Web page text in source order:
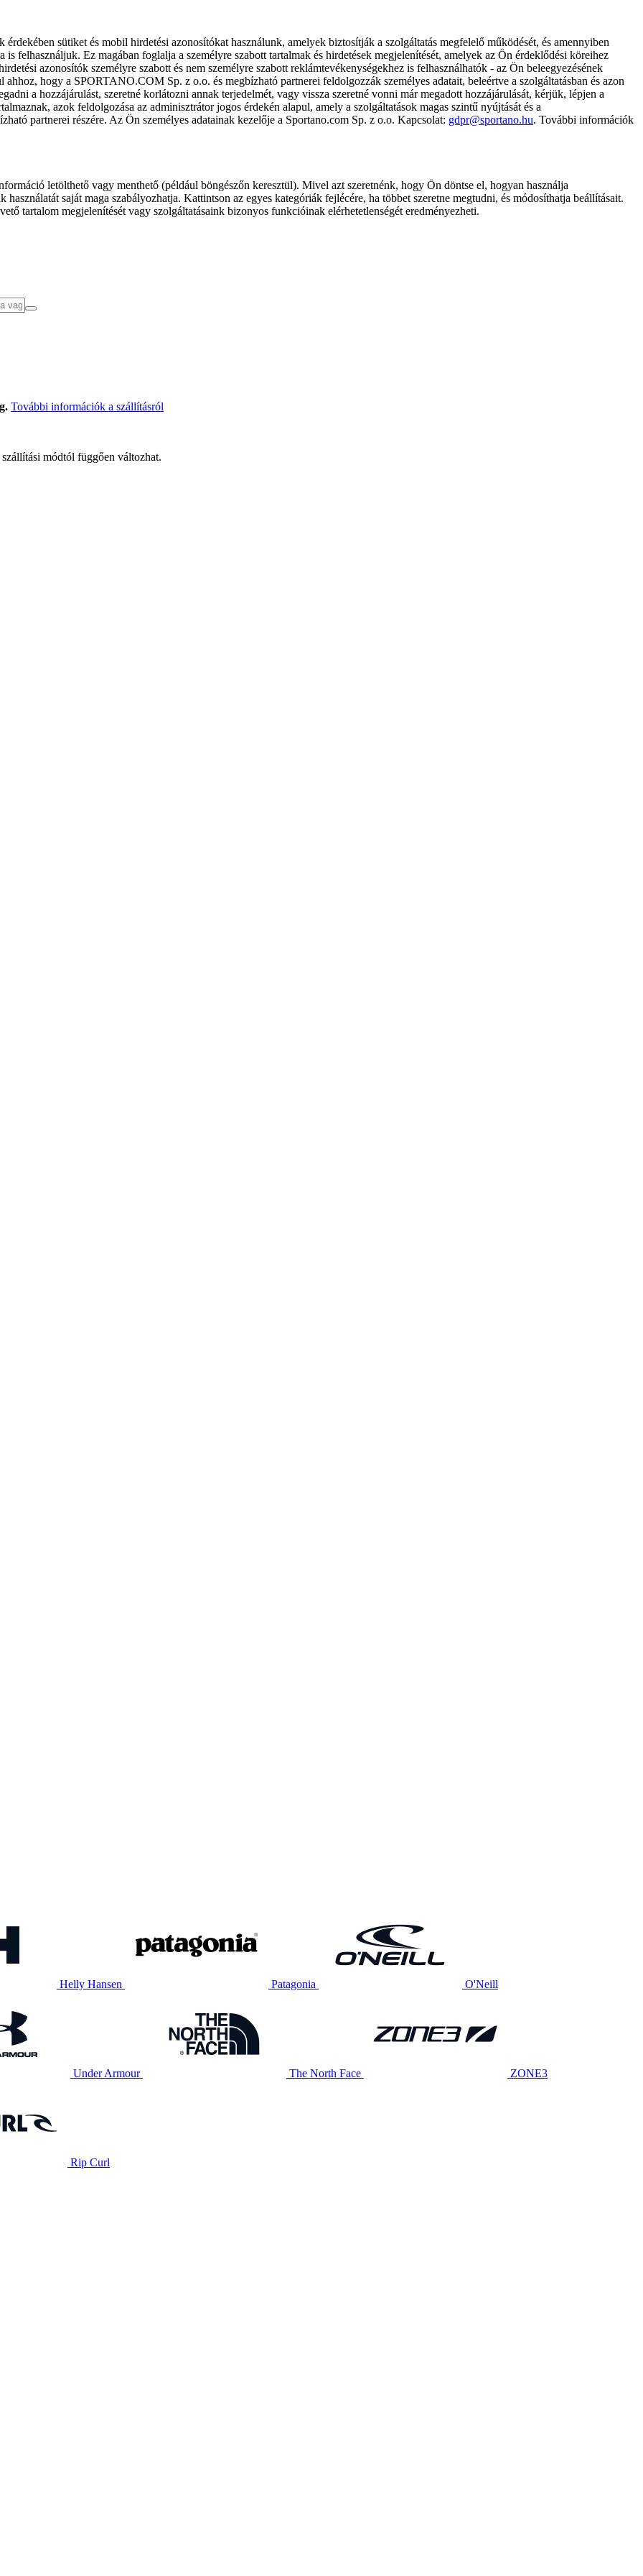
sütiket és mobil hirdetési azonosítókat használunk, amelyek biztosítják a szolgáltatás megfelelő működését, és amennyiben
is felhasználjuk. Ez magában foglalja a személyre szabott tartalmak és hirdetések megjelenítését, amelyek az Ön érdeklődési köreihez
azonosítók személyre szabott és nem személyre szabott reklámtevékenységekhez is felhasználhatók - az Ön beleegyezésének
hogy a SPORTANO.COM Sp. z o.o. és megbízható partnerei feldolgozzák személyes adatait, beleértve a szolgáltatásban és azon
a hozzájárulást, szeretné korlátozni annak terjedelmét, vagy vissza szeretné vonni már megadott hozzájárulását, kérjük, lépjen a
azok feldolgozása az adminisztrátor jogos érdekén alapul, amely a szolgáltatások magas szintű nyújtását és a
partnerei részére. Az Ön személyes adatainak kezelője a Sportano.com Sp. z o.o. Kapcsolat: gdpr@sportano.hu. További információk
letölthető vagy menthető (például böngészőn keresztül). Mivel azt szeretnénk, hogy Ön döntse el, hogyan használja
saját maga szabályozhatja. Kattintson az egyes kategóriák fejlécére, ha többet szeretne megtudni, és módosíthatja beállításait.
tartalom megjelenítését vagy szolgáltatásaink bizonyos funkcióinak elérhetetlenségét eredményezheti.
További információk a szállításról
módtól függően változhat.
Helly Hansen Patagonia O'Neill
Under Armour The North Face ZONE3
Rip Curl